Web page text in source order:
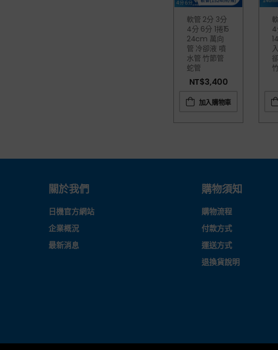
軟管 2分 3分
4分 6分 1捲15
24cm 萬向
管 冷卻液 噴
水管 竹節管
蛇管
NT$3,400
加入購物車
關於我們
日機官方網站
企業概況
最新消息
購物須知
購物流程
付款方式
運送方式
退換貨說明